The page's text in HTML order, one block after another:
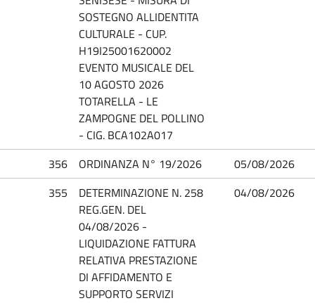
SOSTEGNO ALLIDENTITA
CULTURALE - CUP.
H19I25001620002
EVENTO MUSICALE DEL
10 AGOSTO 2026
TOTARELLA - LE
ZAMPOGNE DEL POLLINO
- CIG. BCA102A017
356
ORDINANZA N° 19/2026
05/08/2026
355
DETERMINAZIONE N. 258
REG.GEN. DEL
04/08/2026 -
LIQUIDAZIONE FATTURA
RELATIVA PRESTAZIONE
DI AFFIDAMENTO E
SUPPORTO SERVIZI
04/08/2026